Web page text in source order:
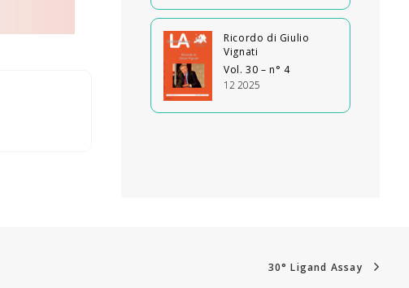
Ricordo di Giulio
Vignati
Vol. 30 – n° 4
12 2025
30° Ligand Assay